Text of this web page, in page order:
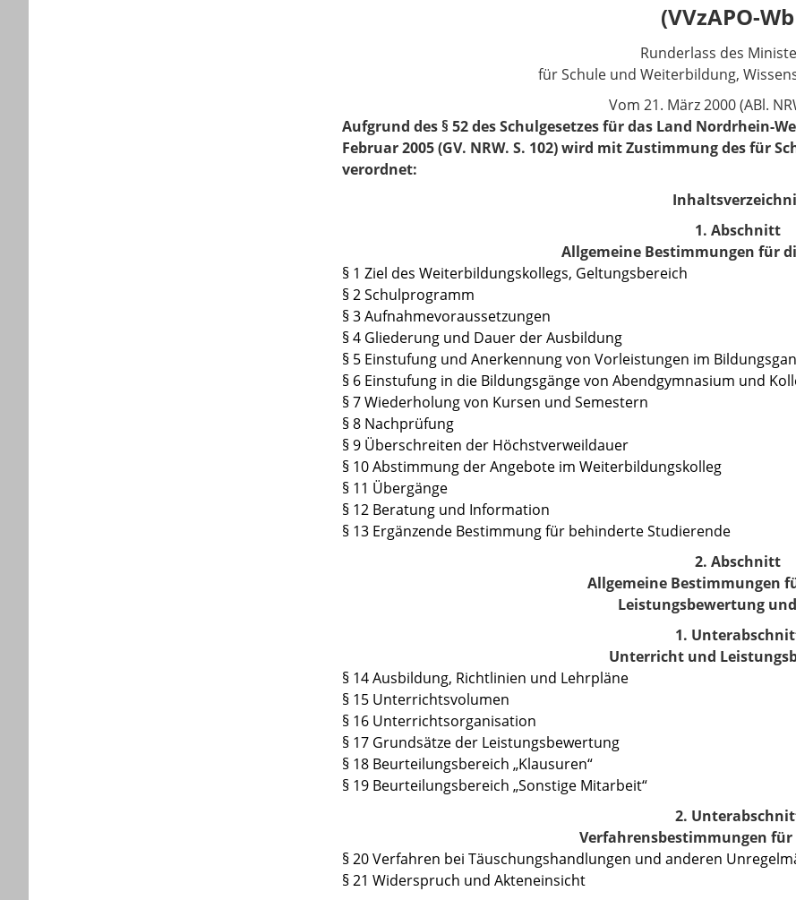
(VVzAPO-
Runderlass des
für Schule und Weiterbildung,
Vom 21. März 2000 (ABl.
Aufgrund des § 52 des Schulgesetzesfür das Land Nordrhein-
Februar 2005 (GV. NRW. S. 102) wird mit Zustimmung des für
verordnet:
1. Abschnitt
Allgemeine Bestimmungen für
§ 1 Ziel des Weiterbildungskollegs, Geltungsbereich
§ 2 Schulprogramm
§ 3 Aufnahmevoraussetzungen
§ 4 Gliederung und Dauer der Ausbildung
§ 5 Einstufung und Anerkennung von Vorleistungen im
§ 6 Einstufung in die Bildungsgänge von Abendgymnasium und
§ 7 Wiederholung von Kursen und Semestern
§ 8 Nachprüfung
§ 9 Überschreiten der Höchstverweildauer
§ 10 Abstimmung der Angebote im Weiterbildungskolleg
§ 11 Übergänge
§ 12 Beratung und Information
§ 13 Ergänzende Bestimmung für behinderte Studierende
2. Abschnitt
Allgemeine Bestimmungen
Leistungsbewertung
1.
Unterricht und
§ 14 Ausbildung, Richtlinien und Lehrpläne
§ 15 Unterrichtsvolumen
§ 16 Unterrichtsorganisation
§ 17 Grundsätze der Leistungsbewertung
§ 18 Beurteilungsbereich „Klausuren“
§ 19 Beurteilungsbereich „Sonstige Mitarbeit“
2.
Verfahrensbestimmungen für
§ 20 Verfahren bei Täuschungshandlungen und anderen
§ 21 Widerspruch und Akteneinsicht